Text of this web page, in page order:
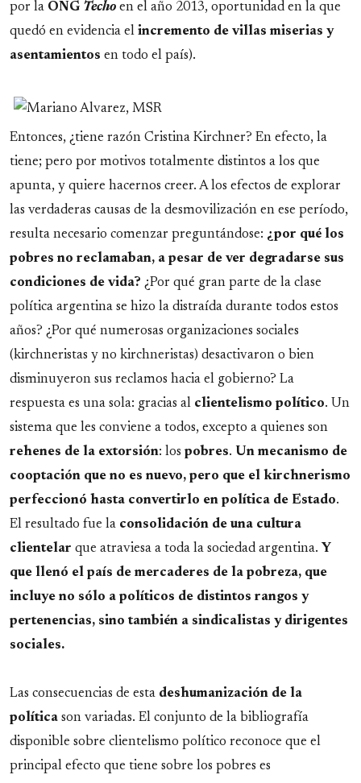
por la ONG Techo en el año 2013, oportunidad en la que
quedó en evidencia el incremento de villas miserias y
asentamientos en todo el país).
Entonces, ¿tiene razón Cristina Kirchner? En efecto, la
tiene; pero por motivos totalmente distintos a los que
apunta, y quiere hacernos creer. A los efectos de explorar
las verdaderas causas de la desmovilización en ese período,
resulta necesario comenzar preguntándose: ¿por qué los
pobres no reclamaban, a pesar de ver degradarse sus
condiciones de vida? ¿Por qué gran parte de la clase
política argentina se hizo la distraída durante todos estos
años? ¿Por qué numerosas organizaciones sociales
(kirchneristas y no kirchneristas) desactivaron o bien
disminuyeron sus reclamos hacia el gobierno? La
respuesta es una sola: gracias al clientelismo político. Un
sistema que les conviene a todos, excepto a quienes son
rehenes de la extorsión: los pobres. Un mecanismo de
cooptación que no es nuevo, pero que el kirchnerismo
perfeccionó hasta convertirlo en política de Estado.
El resultado fue la consolidación de una cultura
clientelar que atraviesa a toda la sociedad argentina. Y
que llenó el país de mercaderes de la pobreza, que
incluye no sólo a políticos de distintos rangos y
pertenencias, sino también a sindicalistas y dirigentes
sociales.
Las consecuencias de esta deshumanización de la
política son variadas. El conjunto de la bibliografía
disponible sobre clientelismo político reconoce que el
principal efecto que tiene sobre los pobres es